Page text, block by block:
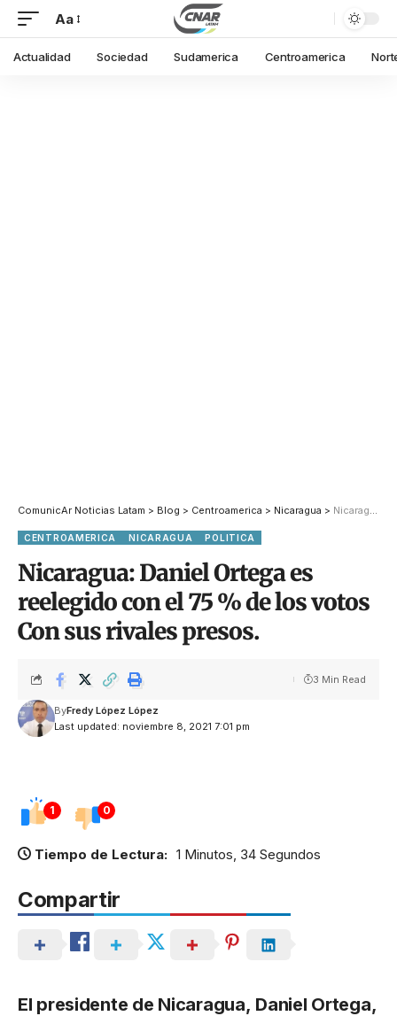
Aa
Actualidad Sociedad Sudamerica Centroamerica
ComunicAr Noticias Latam > Blog > Centroamerica > Nicaragua > Nicaragua: Daniel Ortega es reelegido con el 75 % de los votos Con sus rivales presos.
CENTROAMERICA NICARAGUA POLITICA
Nicaragua: Daniel Ortega es
reelegido con el 75 % de los votos
Con sus rivales presos.
Last updated: noviembre 8, 2021 7:01 pm
ByFredy López López
3 Min Read
1 0
Tiempo de Lectura: 1 Minutos, 34 Segundos
Compartir
El presidente de Nicaragua, Daniel Ortega,